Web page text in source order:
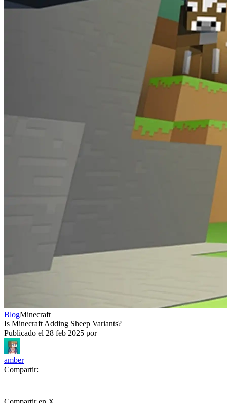
BlogMinecraft
Is Minecraft Adding Sheep Variants?
Publicado el 28 feb 2025 por
amber
Compartir: